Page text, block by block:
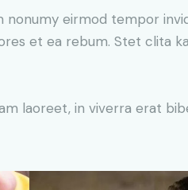
eirmod tempor
et ea rebum. Stet clita
laoreet, in viverra erat